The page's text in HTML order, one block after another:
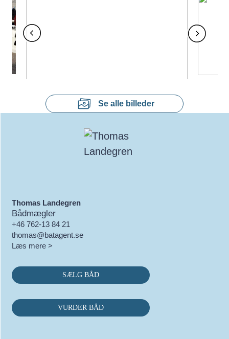
Se alle billeder
Thomas Landegren
Bådmægler
+46 762-13 84 21
thomas@batagent.se
Læs mere >
SÆLG BÅD
VURDER BÅD